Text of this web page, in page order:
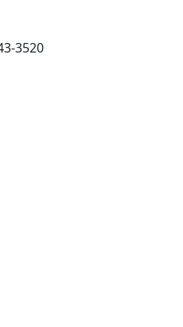
3520